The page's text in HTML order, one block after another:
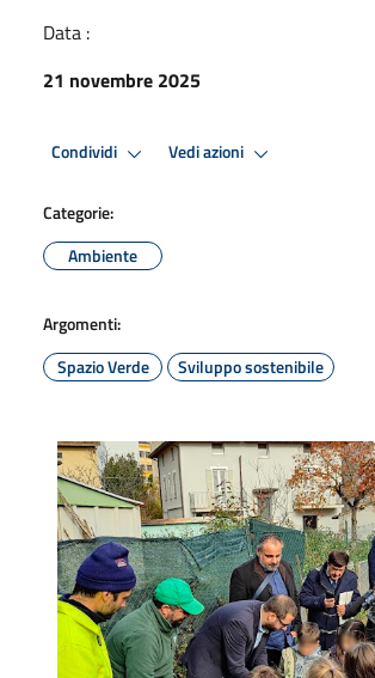
Data :
21 novembre 2025
Condividi Vedi azioni
Categorie:
Ambiente
Argomenti:
Spazio Verde
Sviluppo sostenibile